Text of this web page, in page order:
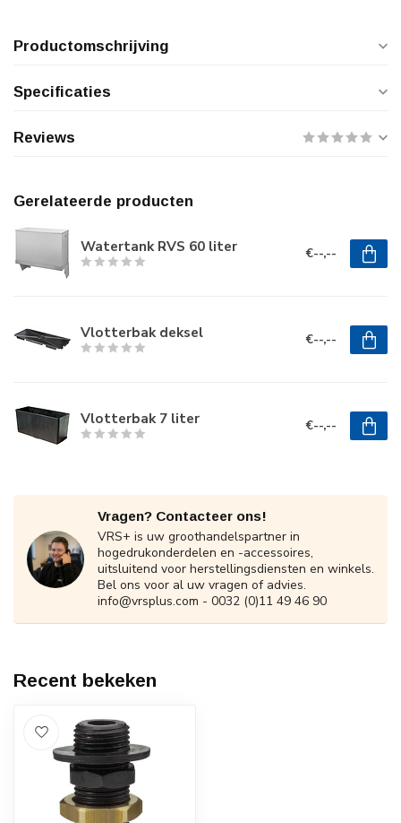
Productomschrijving
Specificaties
Reviews
Gerelateerde producten
Watertank RVS 60 liter €--,--
Vlotterbak deksel €--,--
Vlotterbak 7 liter €--,--
Vragen? Contacteer ons!
VRS+ is uw groothandelspartner in
hogedrukonderdelen en -accessoires,
uitsluitend voor herstellingsdiensten en winkels.
Bel ons voor al uw vragen of advies.
info@vrsplus.com - 0032 (0)11 49 46 90
Recent bekeken